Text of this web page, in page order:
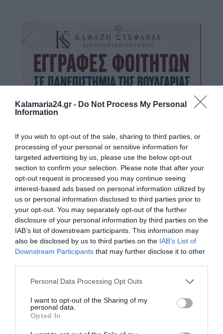
Kalamaria24.gr - Do Not Process My Personal
Information
If you wish to opt-out of the sale, sharing to third parties, or
processing of your personal or sensitive information for
targeted advertising by us, please use the below opt-out
section to confirm your selection. Please note that after your
opt-out request is processed you may continue seeing
interest-based ads based on personal information utilized by
us or personal information disclosed to third parties prior to
your opt-out. You may separately opt-out of the further
disclosure of your personal information by third parties on the
IAB’s list of downstream participants. This information may
also be disclosed by us to third parties on the IAB’s List of
Downstream Participants that may further disclose it to other
Personal Data Processing Opt Outs
I want to opt-out of the Sharing of my
personal data.
Opted In